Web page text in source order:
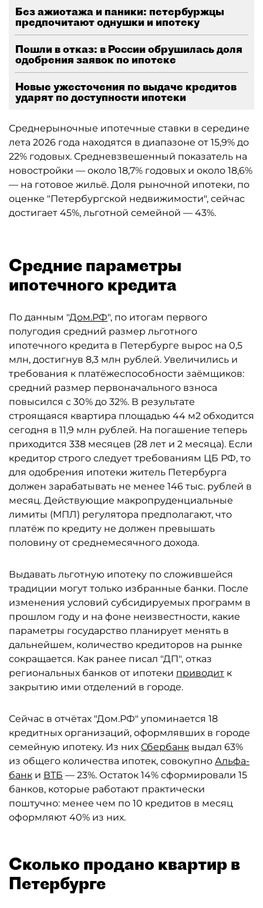
Без ажиотажа и паники: петербуржцы
предпочитают однушки и ипотеку
Пошли в отказ: в России обрушилась доля
одобрения заявок по ипотеке
Новые ужесточения по выдаче кредитов
ударят по доступности ипотеки
Среднерыночные ипотечные ставки в середине
лета 2026 года находятся в диапазоне от 15,9% до
22% годовых. Средневзвешенный показатель на
новостройки — около 18,7% годовых и около 18,6%
— на готовое жильё. Доля рыночной ипотеки, по
оценке "Петербургской недвижимости", сейчас
достигает 45%, льготной семейной — 43%.
Средние параметры
ипотечного кредита
По данным "Дом.РФ", по итогам первого
полугодия средний размер льготного
ипотечного кредита в Петербурге вырос на 0,5
млн, достигнув 8,3 млн рублей. Увеличились и
требования к платёжеспособности заёмщиков:
средний размер первоначального взноса
повысился с 30% до 32%. В результате
строящаяся квартира площадью 44 м2 обходится
сегодня в 11,9 млн рублей. На погашение теперь
приходится 338 месяцев (28 лет и 2 месяца). Если
кредитор строго следует требованиям ЦБ РФ, то
для одобрения ипотеки житель Петербурга
должен зарабатывать не менее 146 тыс. рублей в
месяц. Действующие макропруденциальные
лимиты (МПЛ) регулятора предполагают, что
платёж по кредиту не должен превышать
половину от среднемесячного дохода.
Выдавать льготную ипотеку по сложившейся
традиции могут только избранные банки. После
изменения условий субсидируемых программ в
прошлом году и на фоне неизвестности, какие
параметры государство планирует менять в
дальнейшем, количество кредиторов на рынке
сокращается. Как ранее писал "ДП", отказ
региональных банков от ипотеки приводит к
закрытию ими отделений в городе.
Сейчас в отчётах "Дом.РФ" упоминается 18
кредитных организаций, оформлявших в городе
семейную ипотеку. Из них Сбербанк выдал 63%
из общего количества ипотек, совокупно Альфа-
банк и ВТБ — 23%. Остаток 14% сформировали 15
банков, которые работают практически
поштучно: менее чем по 10 кредитов в месяц
оформляют 40% из них.
Сколько продано квартир в
Петербурге